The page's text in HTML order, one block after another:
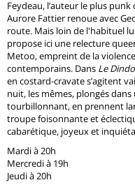
Feydeau, l’auteur le plus punk
Aurore Fattier renoue avec
route. Mais loin de l'habituel
propose ici une relecture
Metoo, empreint de la
contemporains. Dans Le
en costard-cravate s’agitent
nuit, les mêmes, plongés
tourbillonnant, en prennent
troupe foisonnante et
cabarétique, joyeux et
Mardi à 20h
Mercredi à 19h
Jeudi à 20h